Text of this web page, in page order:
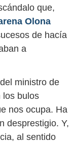
que,
Olona
de hacía
a
ministro de
los bulos
nos ocupa. Ha
desprestigio. Y,
al sentido